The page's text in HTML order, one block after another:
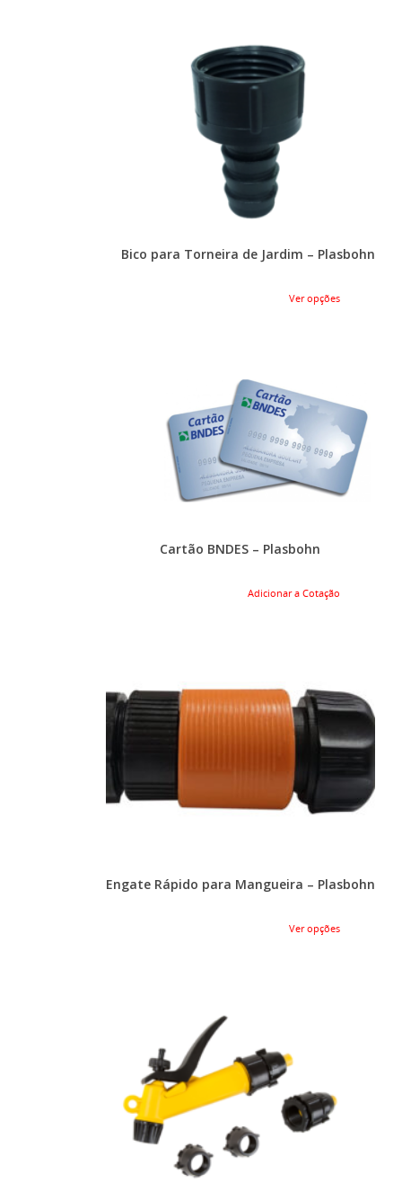
Bico para Torneira de Jardim – Plasbohn
Ver opções
Cartão BNDES – Plasbohn
Adicionar a Cotação
Engate Rápido para Mangueira – Plasbohn
Ver opções